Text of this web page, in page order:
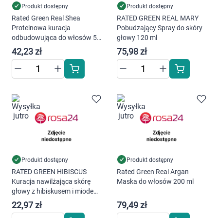
Produkt dostępny
Rated Green Real Shea
Proteinowa kuracja
odbudowująca do włosów 50
ml
42,23 zł
Produkt dostępny
RATED GREEN REAL MARY
Pobudzający Spray do skóry
głowy 120 ml
75,98 zł
Produkt dostępny
RATED GREEN HIBISCUS
Kuracja nawilżająca skórę
głowy z hibiskusem i miodem
50 ml
22,97 zł
Produkt dostępny
Rated Green Real Argan
Maska do włosów 200 ml
79,49 zł